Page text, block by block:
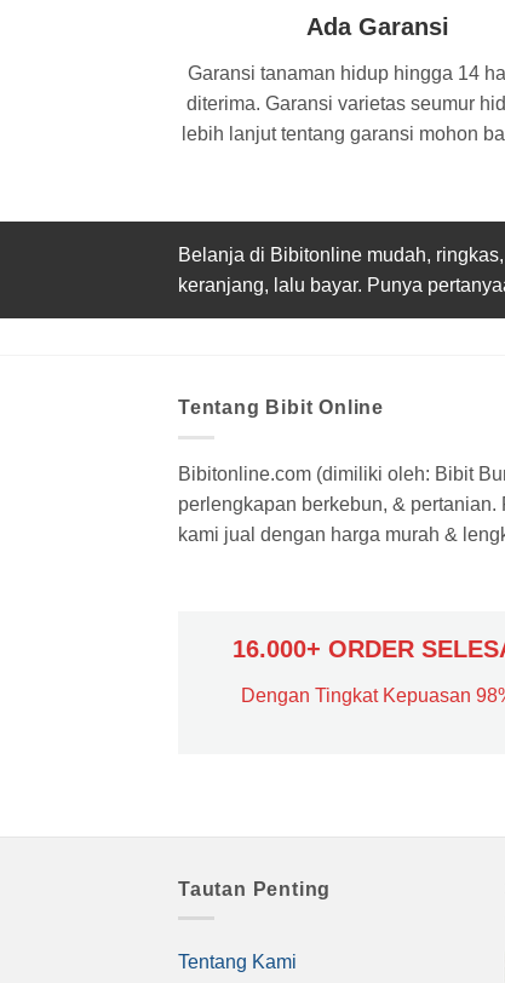
Ada Garansi
Garansi tanaman hidup hingga 14
diterima. Garansi varietas seumur
lebih lanjut tentang garansi mohon
Belanja di Bibitonline mudah,
keranjang, lalu bayar. Punya
Tentang Bibit Online
Bibitonline.com (dimiliki oleh: Bibit
perlengkapan berkebun, &
kami jual dengan harga murah &
16.000+ ORDER
Dengan Tingkat Kepuasan
Tautan Penting
Tentang Kami